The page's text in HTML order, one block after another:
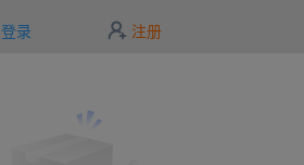
登录 注册